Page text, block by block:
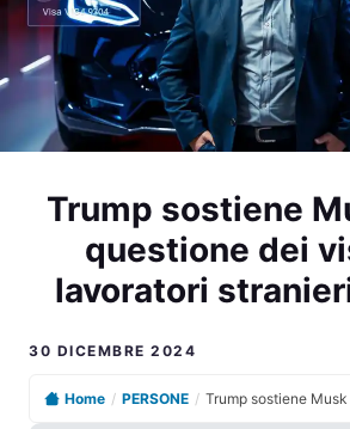
Trump sostiene
questione dei
lavoratori
30 DICEMBRE 2024
Home / PERSONE /